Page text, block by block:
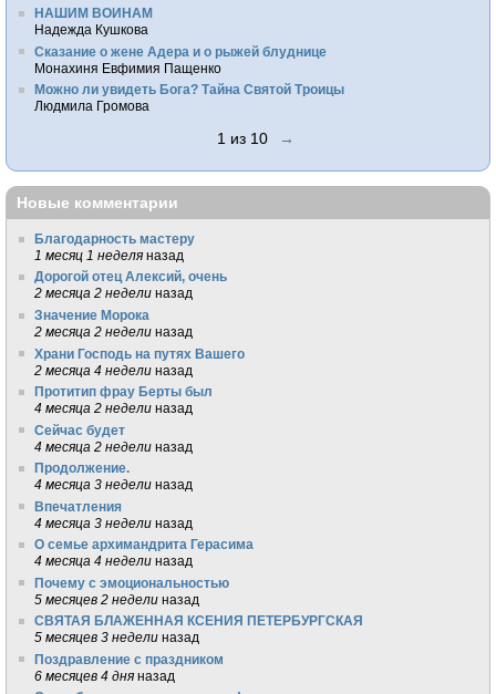
НАШИМ ВОИНАМ
Надежда Кушкова
Сказание о жене Адера и о рыжей блуднице
Монахиня Евфимия Пащенко
Можно ли увидеть Бога? Тайна Святой Троицы
Людмила Громова
1 из 10 →
Новые комментарии
Благодарность мастеру
1 месяц 1 неделя назад
Дорогой отец Алексий, очень
2 месяца 2 недели назад
Значение Морока
2 месяца 2 недели назад
Храни Господь на путях Вашего
2 месяца 4 недели назад
Протитип фрау Берты был
4 месяца 2 недели назад
Сейчас будет
4 месяца 2 недели назад
Продолжение.
4 месяца 3 недели назад
Впечатления
4 месяца 3 недели назад
О семье архимандрита Герасима
4 месяца 4 недели назад
Почему с эмоциональностью
5 месяцев 2 недели назад
СВЯТАЯ БЛАЖЕННАЯ КСЕНИЯ ПЕТЕРБУРГСКАЯ
5 месяцев 3 недели назад
Поздравление с праздником
6 месяцев 4 дня назад